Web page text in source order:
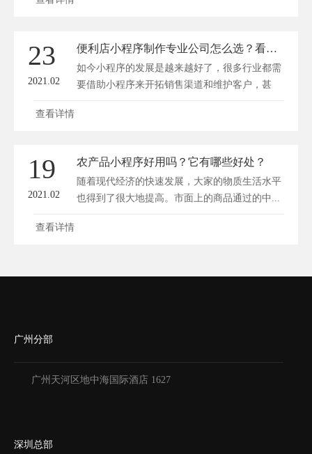
23
2021.02
便利店小程序制作专业公司怎么选？看收费还是其他方面？
如今小程序的发展是越来越好了，很多行业都需
要借助小程序来开拓销售渠道和维护客户，甚
至...
查看详情
19
2021.02
农产品小程序好用吗？它有哪些好处？
随着现代经济的快速发展，大家的物质生活水平
也得到了很大地提高。市面上的商品通过的中...
查看详情
广州分部
广州天河区地中海国际酒店 1627
深圳总部